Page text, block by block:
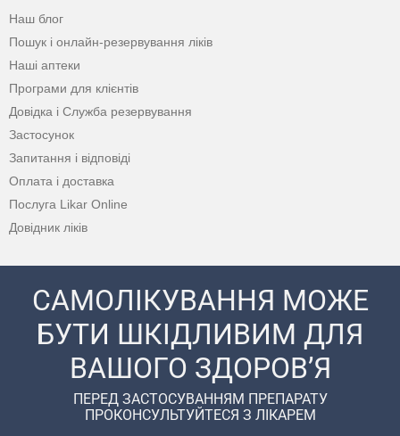
Наш блог
Пошук і онлайн-резервування ліків
Наші аптеки
Програми для клієнтів
Довідка і Служба резервування
Застосунок
Запитання і відповіді
Оплата і доставка
Послуга Likar Online
Довідник ліків
САМОЛІКУВАННЯ МОЖЕ
БУТИ ШКІДЛИВИМ ДЛЯ
ВАШОГО ЗДОРОВ’Я
ПЕРЕД ЗАСТОСУВАННЯМ ПРЕПАРАТУ
ПРОКОНСУЛЬТУЙТЕСЯ З ЛІКАРЕМ